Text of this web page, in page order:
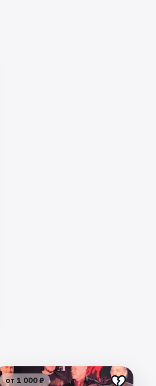
от 1 000 ₽